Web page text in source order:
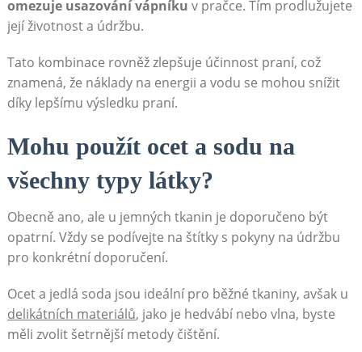
omezuje usazování vápníku v pračce. Tím prodlužujete
její životnost a ⁣údržbu.
Tato kombinace rovněž zlepšuje účinnost praní, což
znamená, že náklady na energii a ​vodu se mohou snížit
díky ⁣lepšímu výsledku praní.
Mohu použít ocet a sodu na
⁣všechny typy ⁣látky?
Obecně ano, ale ‌u jemných tkanin je doporučeno být
opatrní. Vždy se podívejte na‍ štítky s pokyny na údržbu
pro konkrétní ​doporučení.
Ocet a jedlá soda jsou ideální pro běžné tkaniny, avšak u
delikátních‍ materiálů, jako je hedvábí nebo vlna, byste
měli ⁤zvolit šetrnější metody čištění.